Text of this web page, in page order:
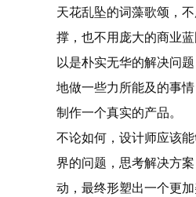
天花乱坠的词藻歌颂，
撑，也不用庞大的商业
以是朴实无华的解决问
地做一些力所能及的事
制作一个真实的产品。
不论如何，设计师应该
界的问题，思考解决方
动，最终形塑出一个更